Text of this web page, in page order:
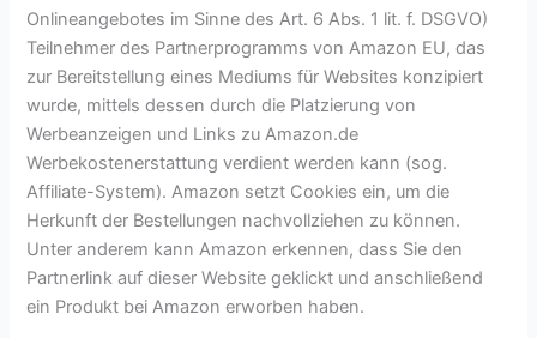
Onlineangebotes im Sinne des Art. 6 Abs. 1 lit. f. DSGVO)
Teilnehmer des Partnerprogramms von Amazon EU, das
zur Bereitstellung eines Mediums für Websites konzipiert
wurde, mittels dessen durch die Platzierung von
Werbeanzeigen und Links zu Amazon.de
Werbekostenerstattung verdient werden kann (sog.
Affiliate-System). Amazon setzt Cookies ein, um die
Herkunft der Bestellungen nachvollziehen zu können.
Unter anderem kann Amazon erkennen, dass Sie den
Partnerlink auf dieser Website geklickt und anschließend
ein Produkt bei Amazon erworben haben.